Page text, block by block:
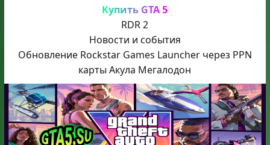
Купить GTA 5
RDR 2
Новости и события
Обновление Rockstar Games Launcher через PPN
карты Акула Мегалодон